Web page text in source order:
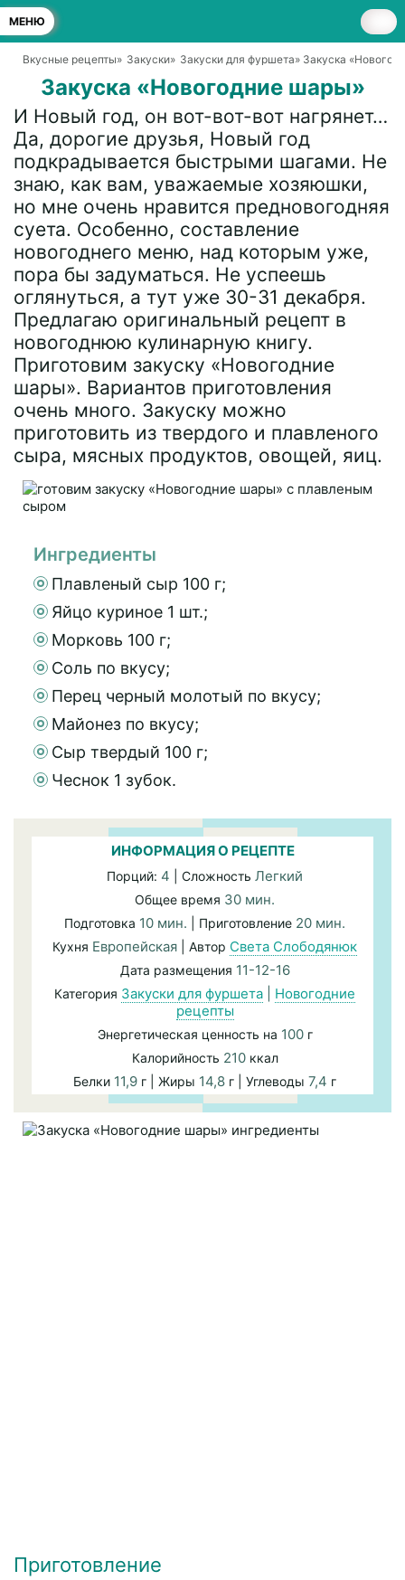
МЕНЮ
Вкусные рецепты» Закуски» Закуски для фуршета» Закуска
Закуска «Новогодние шары»
И Новый год, он вот-вот-вот нагрянет…
Да, дорогие друзья, Новый год
подкрадывается быстрыми шагами. Не
знаю, как вам, уважаемые хозяюшки,
но мне очень нравится предновогодняя
суета. Особенно, составление
новогоднего меню, над которым уже,
пора бы задуматься. Не успеешь
оглянуться, а тут уже 30-31 декабря.
Предлагаю оригинальный рецепт в
новогоднюю кулинарную книгу.
Приготовим закуску «Новогодние
шары». Вариантов приготовления
очень много. Закуску можно
приготовить из твердого и плавленого
сыра, мясных продуктов, овощей, яиц.
Ингредиенты
Плавленый сыр 100 г;
Яйцо куриное 1 шт.;
Морковь 100 г;
Соль по вкусу;
Перец черный молотый по вкусу;
Майонез по вкусу;
Сыр твердый 100 г;
Чеснок 1 зубок.
ИНФОРМАЦИЯ О РЕЦЕПТЕ
Порций: 4 | Сложность Легкий
Общее время 30 мин.
Подготовка 10 мин. | Приготовление 20 мин.
Кухня Европейская | Автор Света Слободянюк
Дата размещения 11-12-16
Категория Закуски для фуршета
Новогодние
рецепты
Энергетическая ценность на 100г
Калорийность 210ккал
Белки 11,9 г | Жиры 14,8 г | Углеводы 7,4 г
Приготовление